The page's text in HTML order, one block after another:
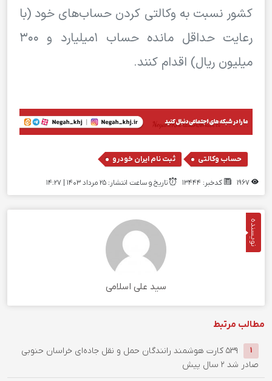
کشور نسبت به وکالتی کردن حساب‌های خود (با
رعایت حداقل مانده حساب 1میلیارد و 300
میلیون ریال) اقدام کنند.
حساب وکالتی , ثبت نام ایران خودرو
کدخبر: 13444 تاریخ و ساعت انتشار: ۲۵ مرداد ۱۴۰۳ | 14:27
نویسنده
سید علی اسلامی
مطالب مرتبط
1
۵۳۹ کارت هوشمند رانندگان حمل و نقل جاده‌ای خراسان حنوبی
صادر شد 2 سال پیش